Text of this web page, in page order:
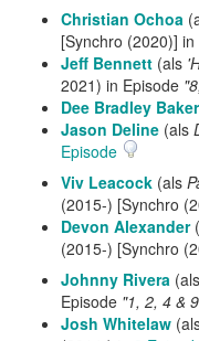
Christian Ochoa
[Synchro (2020)]
Jeff Bennett (als
2021) in Episode
Dee Bradley Baker
Jason Deline (als
Episode
Viv Leacock (als
(2015-) [Synchro
Devon Alexander
(2015-) [Synchro
Johnny Rivera (als
Episode "1, 2, 4 &
Josh Whitelaw